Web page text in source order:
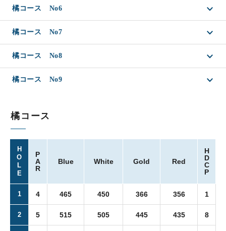
橘コース No6
橘コース No7
橘コース No8
橘コース No9
橘コース
H
O
L
E
P
A
R
Blue White Gold Red
H
D
C
P
1 4 465 450 366 356 1
2 5 515 505 445 435 8